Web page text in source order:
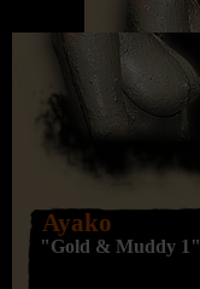
Ayako
"Gold & Muddy 1"